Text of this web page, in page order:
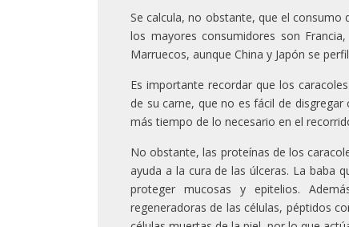
Se calcula, no obstante, que el
los mayores consumidores son
Marruecos, aunque China y Japón se
Es importante recordar que los
de su carne, que no es fácil de
más tiempo de lo necesario en el
No obstante, las proteínas de los
ayuda a la cura de las úlceras. La baba
proteger mucosas y epitelios.
regeneradoras de las células, péptidos